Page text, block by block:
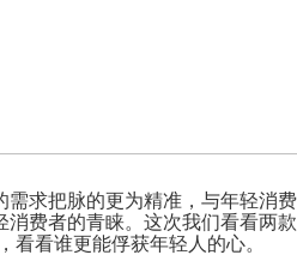
需求把脉的更为精准，与年轻消
消费者的青睐。这次我们看看两款
看看谁更能俘获年轻人的心。